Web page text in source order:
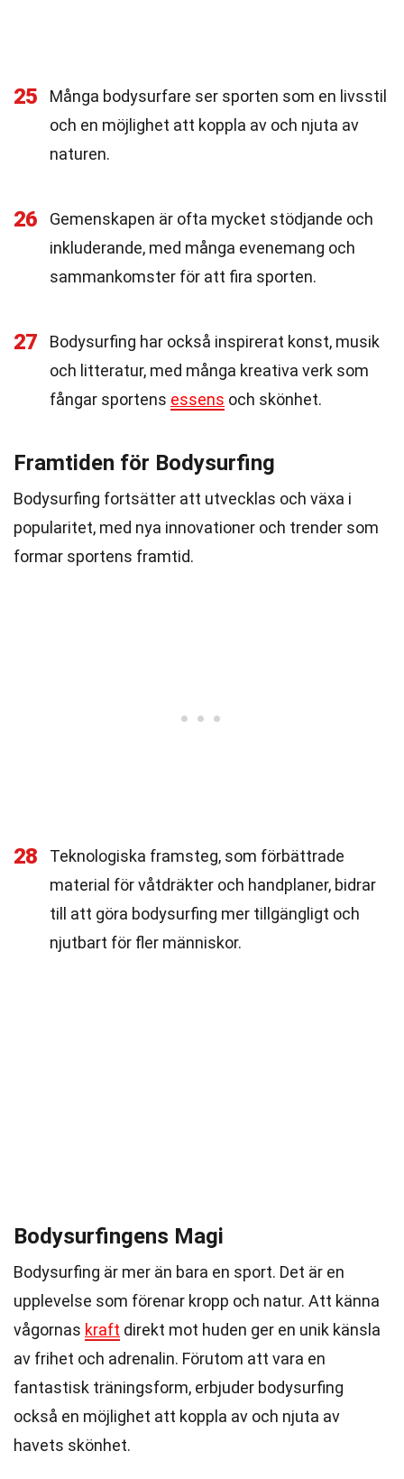
25
Många bodysurfare ser sporten som en livsstil
och en möjlighet att koppla av och njuta av
naturen.
26
Gemenskapen är ofta mycket stödjande och
inkluderande, med många evenemang och
sammankomster för att fira sporten.
27
Bodysurfing har också inspirerat konst, musik
och litteratur, med många kreativa verk som
fångar sportens essens och skönhet.
Framtiden för Bodysurfing
Bodysurfing fortsätter att utvecklas och växa i
popularitet, med nya innovationer och trender som
formar sportens framtid.
28
Teknologiska framsteg, som förbättrade
material för våtdräkter och handplaner, bidrar
till att göra bodysurfing mer tillgängligt och
njutbart för fler människor.
Bodysurfingens Magi
Bodysurfing är mer än bara en sport. Det är en
upplevelse som förenar kropp och natur. Att känna
vågornas kraft direkt mot huden ger en unik känsla
av frihet och adrenalin. Förutom att vara en
fantastisk träningsform, erbjuder bodysurfing
också en möjlighet att koppla av och njuta av
havets skönhet.